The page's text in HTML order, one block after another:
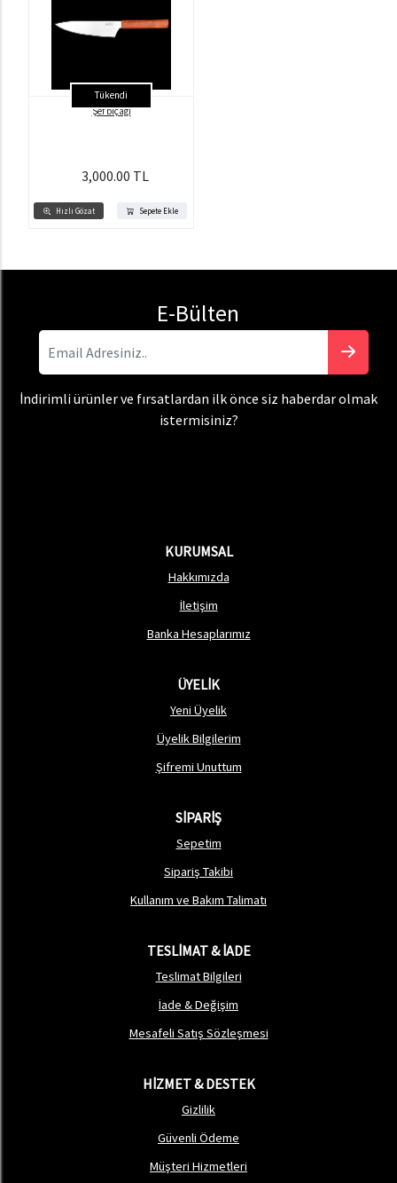
Tükendi
Hızlı Gözat Sepete Ekle
Şef bıçağı
3,000.00 TL
E-Bülten
İndirimli ürünler ve fırsatlardan ilk önce siz haberdar olmak
istermisiniz?
KURUMSAL
Hakkımızda
İletişim
Banka Hesaplarımız
ÜYELİK
Yeni Üyelik
Üyelik Bilgilerim
Şifremi Unuttum
SİPARİŞ
Sepetim
Sipariş Takibi
Kullanım ve Bakım Talimatı
TESLİMAT & İADE
Teslimat Bilgileri
İade & Değişim
Mesafeli Satış Sözleşmesi
HİZMET & DESTEK
Gizlilik
Güvenli Ödeme
Müşteri Hizmetleri